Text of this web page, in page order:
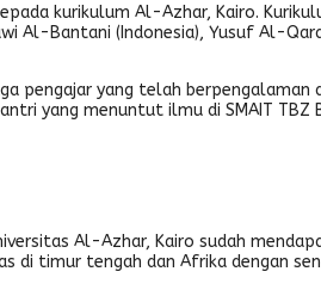
kurikulum Al-Azhar, Kairo.
Al-Bantani (Indonesia), Yusuf Al-
pengajar yang telah
yang menuntut ilmu di SMAIT
Al-Azhar, Kairo sudah
di timur tengah dan Afrika dengan